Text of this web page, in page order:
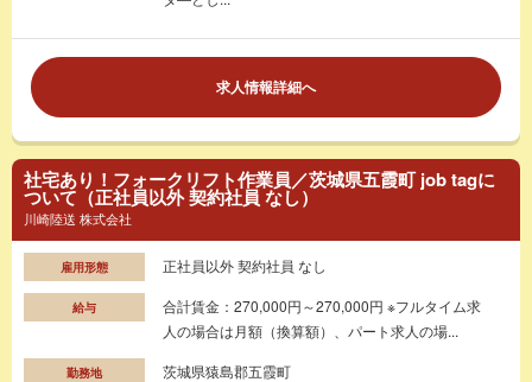
求人情報詳細へ
社宅あり！フォークリフト作業員／茨城県五霞町 job tagに
ついて（正社員以外 契約社員 なし）
川崎陸送 株式会社
雇用形態 正社員以外 契約社員 なし
給与
合計賃金：270,000円～270,000円 ※フルタイム求
人の場合は月額（換算額）、パート求人の場...
勤務地 茨城県猿島郡五霞町